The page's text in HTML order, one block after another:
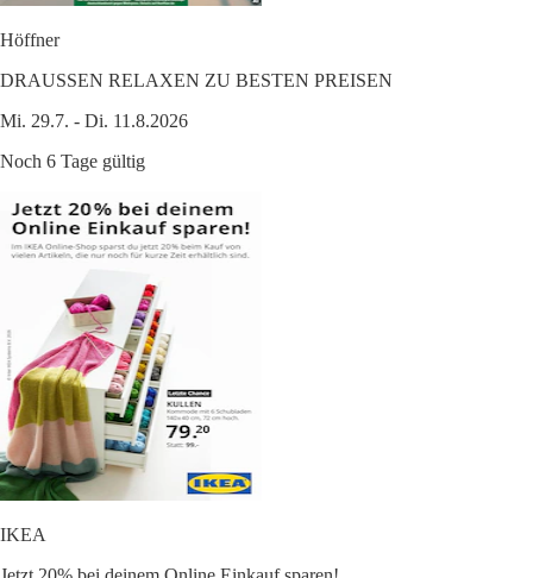
Höffner
DRAUSSEN RELAXEN ZU BESTEN PREISEN
Mi. 29.7. - Di. 11.8.2026
Noch 6 Tage gültig
IKEA